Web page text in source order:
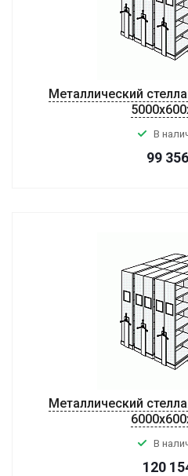
Металлический
В
99 356
Металлический
В
120